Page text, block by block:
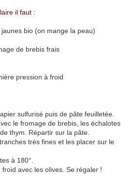
il faut :
bio (on mange la peau)
de brebis frais
pression à froid
sulfurisé puis de pâte feuilletée.
le fromage de brebis, les échalotes
thym. Répartir sur la pâte.
très fines et les placer sur le
à 180°.
avec les olives. Se régaler !